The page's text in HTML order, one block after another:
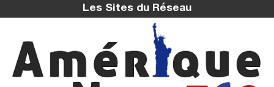
Les Sites du Réseau